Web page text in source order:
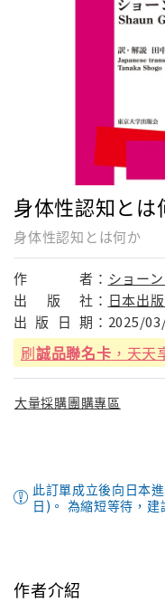
身体性認知とは
身体性認知とは何か
作 者： ショー
出
版 社： 日本出
出 版 日 期： 2025/
刷誠品聯名卡 ，天
大量採購團購專區
此訂單成立後向日本
日)。 為縮短等待，建
作者介紹